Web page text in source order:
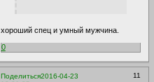
хороший спец и умный мужчина.
0
Поделиться 11
2016-04-23